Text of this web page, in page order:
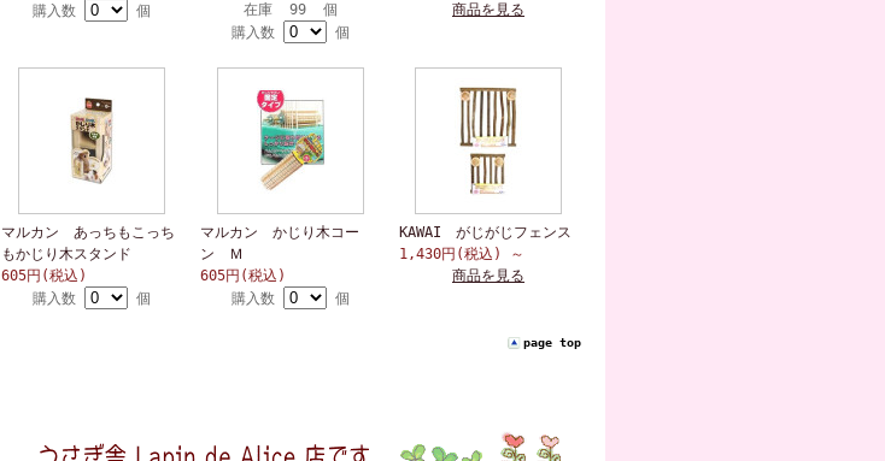
購入数
個
在庫 99 個
購入数
個
商品を見る
マルカン あっちもこっち
もかじり木スタンド
605円(税込)
購入数
個
マルカン かじり木コー
ン Ｍ
605円(税込)
購入数
個
KAWAI がじがじフェンス
1,430円(税込)
～
商品を見る
page top